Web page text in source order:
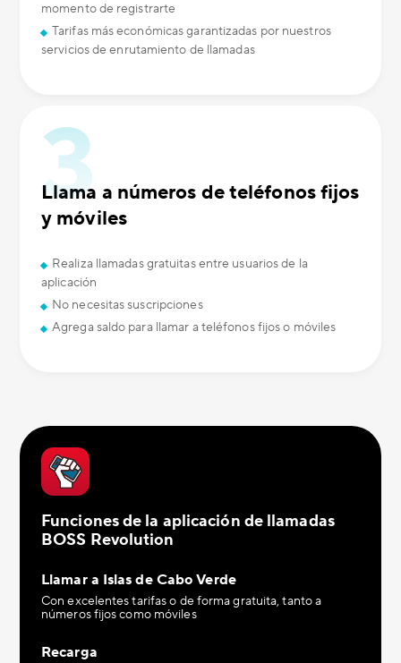
momento de registrarte
Tarifas más económicas garantizadas por nuestros
servicios de enrutamiento de llamadas
Llama a números de teléfonos fijos
y móviles
Realiza llamadas gratuitas entre usuarios de la
aplicación
No necesitas suscripciones
Agrega saldo para llamar a teléfonos fijos o móviles
Funciones de la aplicación de llamadas
BOSS Revolution
Llamar a Islas de Cabo Verde
Con excelentes tarifas o de forma gratuita, tanto a
números fijos como móviles
Recarga